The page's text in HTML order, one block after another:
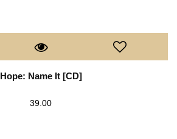
Hope: Name It [CD]
39.00